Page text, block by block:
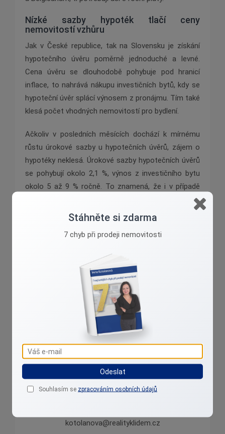
Nízké sazby hypoték tlačí ceny
nemovitostí vzhůru
Jak v České republice, tak na Slovensku je získání
hypotečního úvěru poměrně jednoduché a levné.
Cena úvěru se dlouhodobě pohybuje pod hranicí
inflace, to nahrává nákupu investičních bytů, kdy se
hypoteční úvěr splácí výnosem z pronájmu. Tím také
klesá počet vhodných nemovitostí pro bydlení.
Ačkoliv v posledních měsících dochází k mírnému
růstu úrokové sazby u hypotečních úvěrů, zájem o
hypotéky neklesá. Úrokové sazby hypotečních úvěrů
se pohybují okolo 2,1 %, výnos z investičního bytu
okolo 5 až 9 % ročně. To znamená, že i v případě
pořízení investičního bytu na hypoteční úvěr realizuje
investor nemalý zisk.
Irena Kotolanová
Přibližuji reality k lidem....
kotolanova@realityklidem.cz
Stáhněte si zdarma
7 chyb při prodeji nemovitosti
Odeslat
Souhlasím se zpracováním osobních údajů